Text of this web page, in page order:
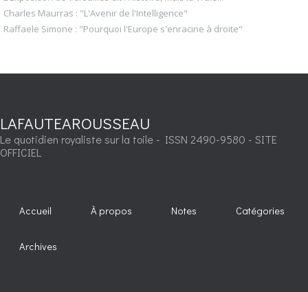
Charles Maurras : "L'Avenir de l'Intelligence"
Raffaele Simone : "Pourquoi l'Europe s'enracine à droite"
LAFAUTEAROUSSEAU
Le quotidien royaliste sur la toile - ISSN 2490-9580 - SITE
OFFICIEL
Accueil À propos Notes Catégories
Archives